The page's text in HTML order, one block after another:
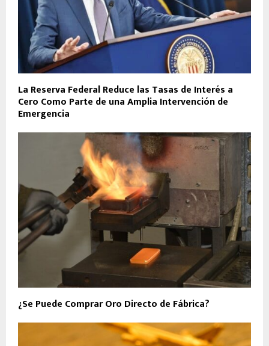
La Reserva Federal Reduce las Tasas de Interés a
Cero Como Parte de una Amplia Intervención de
Emergencia
¿Se Puede Comprar Oro Directo de Fábrica?